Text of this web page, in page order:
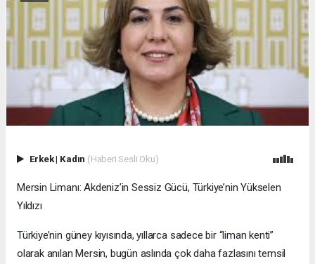
Erkek| Kadın (Haberi Sesli Oku)
Mersin Limanı: Akdeniz’in Sessiz Gücü, Türkiye’nin Yükselen
Yıldızı
Türkiye’nin güney kıyısında, yıllarca sadece bir “liman kenti”
olarak anılan Mersin, bugün aslında çok daha fazlasını temsil